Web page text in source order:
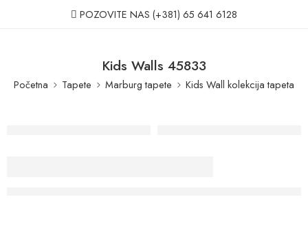
POZOVITE NAS (+381) 65 641 6128
Kids Walls 45833
Početna Tapete Marburg tapete Kids Wall kolekcija tapeta